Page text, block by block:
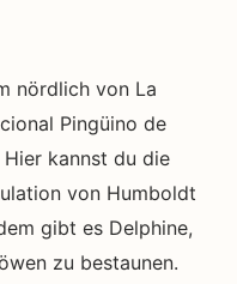
nördlich von La
Pingüino de
kannst du die
von Humboldt
gibt es Delphine,
zu bestaunen.